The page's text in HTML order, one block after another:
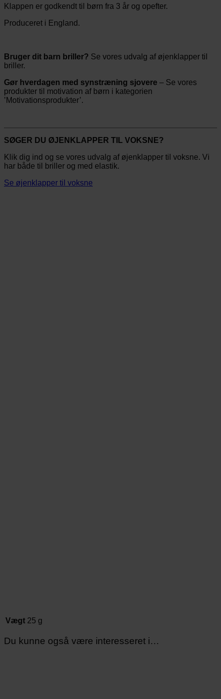
Klappen er godkendt til børn fra 3 år og opefter.
Produceret i England.
Bruger dit barn briller? Se vores udvalg af øjenklapper til
briller.
Gør hverdagen med synstræning sjovere – Se vores
produkter til motivation af børn i kategorien
’Motivationsprodukter’.
SØGER DU ØJENKLAPPER TIL VOKSNE?
Klik dig ind og se vores udvalg af øjenklapper til voksne. Vi
har både til briller og med elastik.
Se øjenklapper til voksne
Vægt 25 g
Du kunne også være interesseret i…